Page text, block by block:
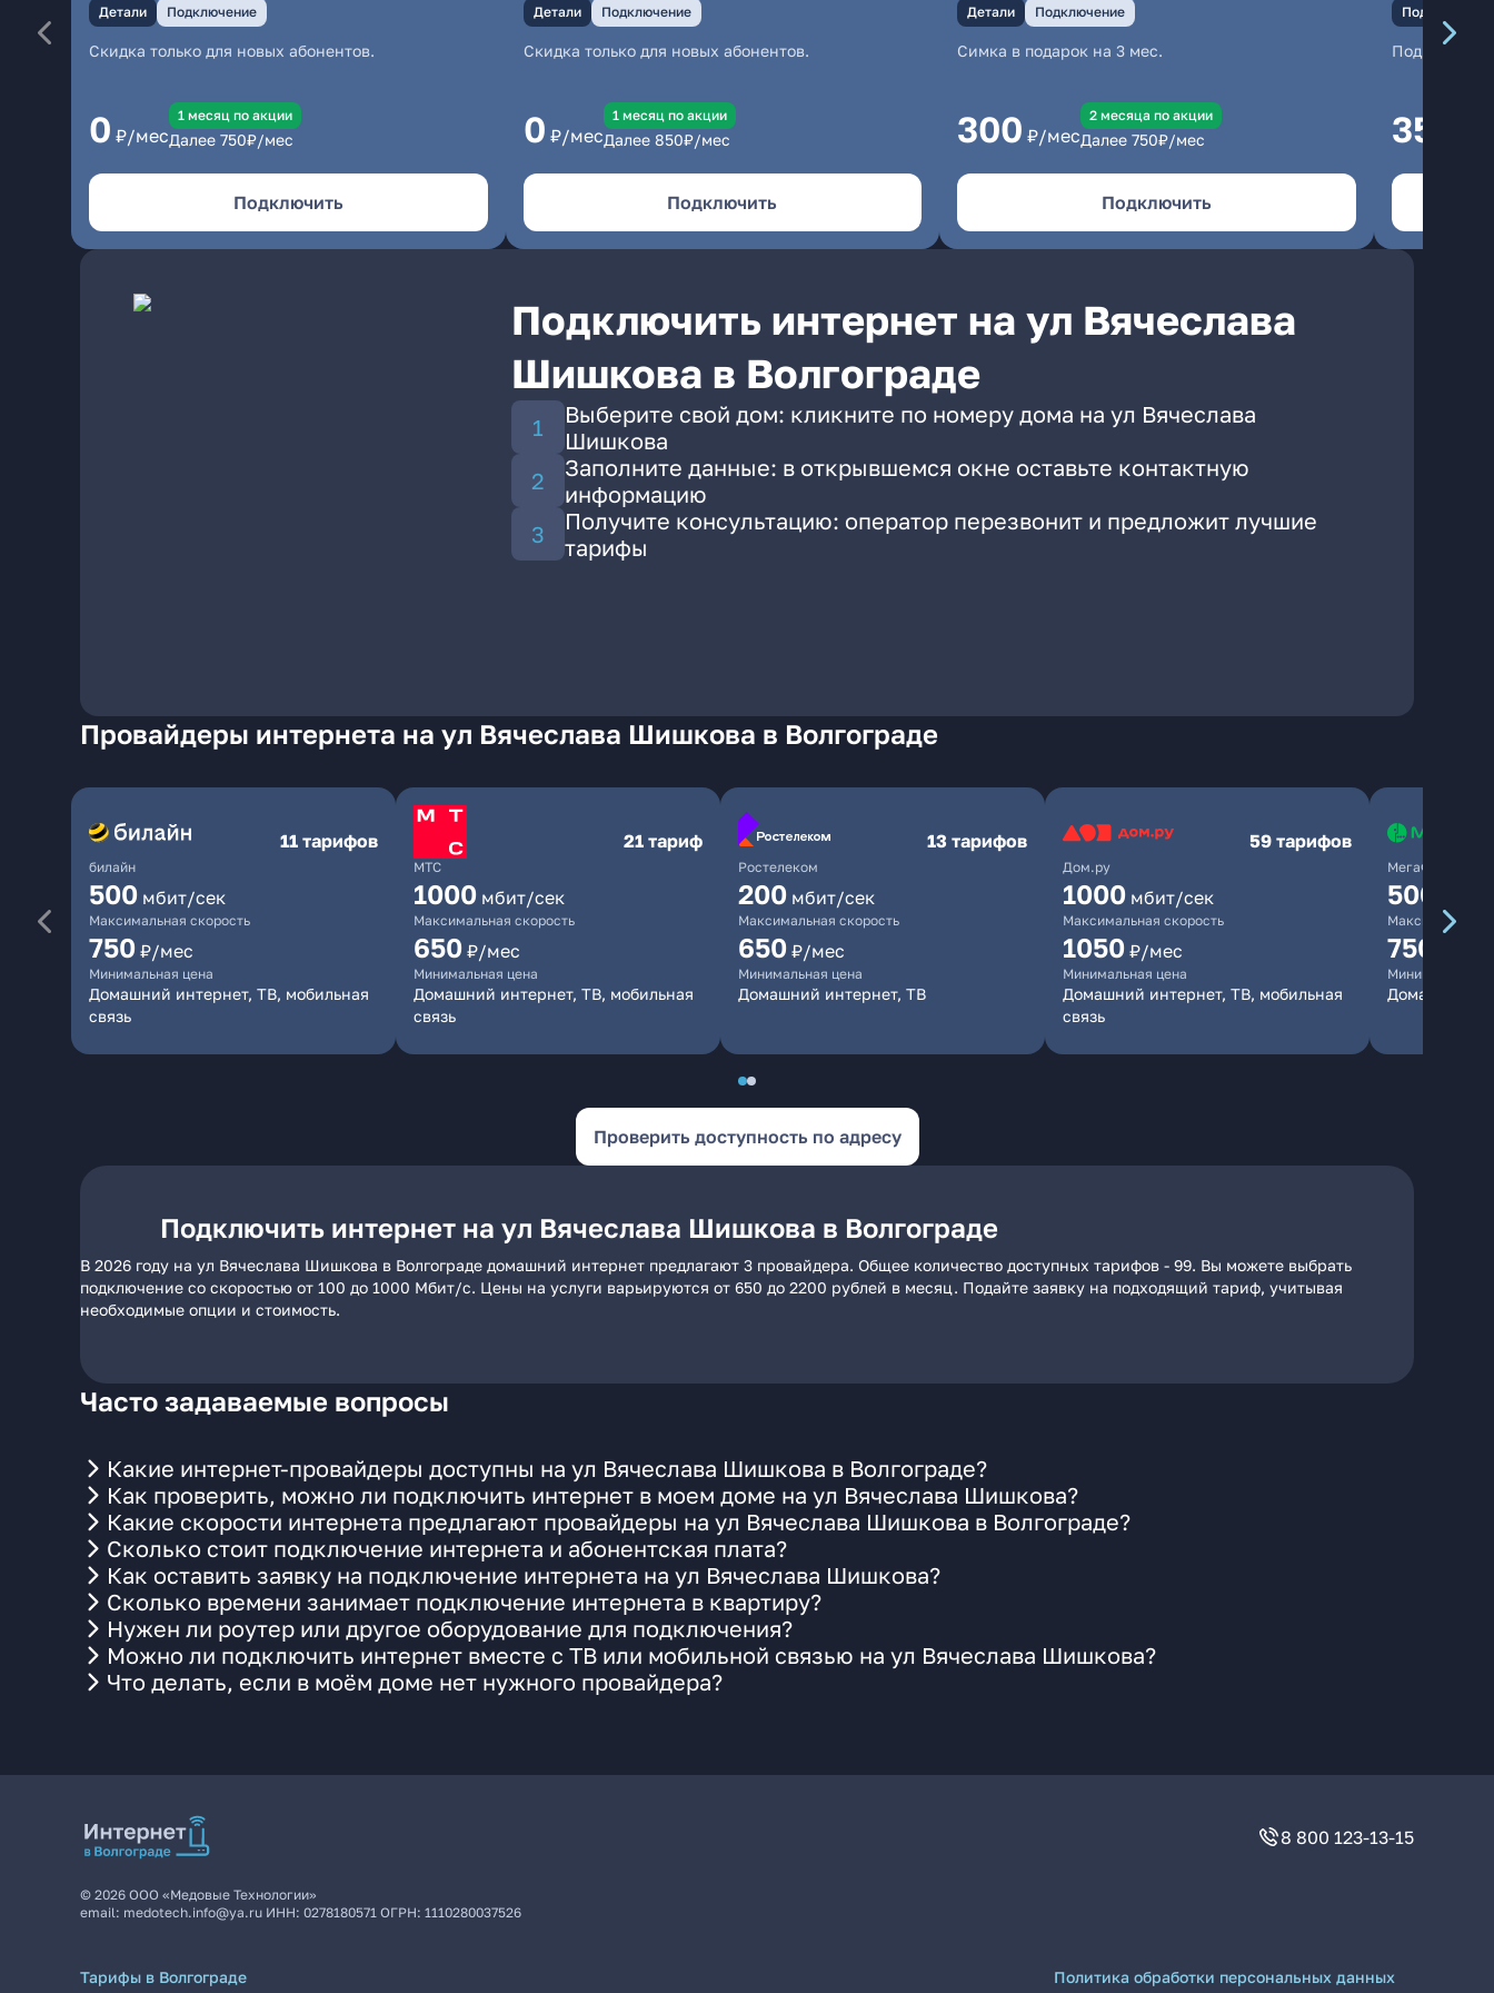
Детали Подключение
Скидка только для новых абонентов.
0 ₽/мес
1 месяц по акции
Далее 750₽/мес
Подключить
Детали Подключение
Скидка только для новых абонентов.
0 ₽/мес
1 месяц по акции
Далее 850₽/мес
Подключить
Детали Подключение
Симка в подарок на 3 мес.
300 ₽/мес
2 месяцa по акции
Далее 750₽/мес
Подключить
Подключение
350
Подключить интернет на ул Вячеслава
Шишкова в Волгограде
Выберите свой дом: кликните по номеру дома на ул Вячеслава
Шишкова
Заполните данные: в открывшемся окне оставьте контактную
информацию
Получите консультацию: оператор перезвонит и предложит лучшие
тарифы
Провайдеры интернета на ул Вячеслава Шишкова в Волгограде
билайн
11 тарифов
500 мбит/сек
Максимальная скорость
750 ₽/мес
Минимальная цена
Домашний интернет, ТВ, мобильная
связь
МТС
21 тариф
1000 мбит/сек
Максимальная скорость
650 ₽/мес
Минимальная цена
Домашний интернет, ТВ, мобильная
связь
Ростелеком
13 тарифов
200 мбит/сек
Максимальная скорость
650 ₽/мес
Минимальная цена
Домашний интернет, ТВ
Дом.ру
59 тарифов
1000 мбит/сек
Максимальная скорость
1050 ₽/мес
Минимальная цена
Домашний интернет, ТВ, мобильная
связь
МегаФон
500
Максимальная
750
Минимальная
Домашний
Проверить доступность по адресу
Подключить интернет на ул Вячеслава Шишкова в Волгограде
В 2026 году на ул Вячеслава Шишкова в Волгограде домашний интернет предлагают 3 провайдера. Общее количество доступных тарифов - 99. Вы можете выбрать
подключение со скоростью от 100 до 1000 Мбит/с. Цены на услуги варьируются от 650 до 2200 рублей в месяц. Подайте заявку на подходящий тариф, учитывая
необходимые опции и стоимость.
Часто задаваемые вопросы
Какие интернет-провайдеры доступны на ул Вячеслава Шишкова в Волгограде?
Как проверить, можно ли подключить интернет в моем доме на ул Вячеслава Шишкова?
Какие скорости интернета предлагают провайдеры на ул Вячеслава Шишкова в Волгограде?
Сколько стоит подключение интернета и абонентская плата?
Как оставить заявку на подключение интернета на ул Вячеслава Шишкова?
Сколько времени занимает подключение интернета в квартиру?
Нужен ли роутер или другое оборудование для подключения?
Можно ли подключить интернет вместе с ТВ или мобильной связью на ул Вячеслава Шишкова?
Что делать, если в моём доме нет нужного провайдера?
8 800 123-13-15
© 2026 ООО «Медовые Технологии»
email: medotech.info@ya.ru ИНН: 0278180571 ОГРН: 1110280037526
Тарифы в Волгограде
Политика обработки персональных данных